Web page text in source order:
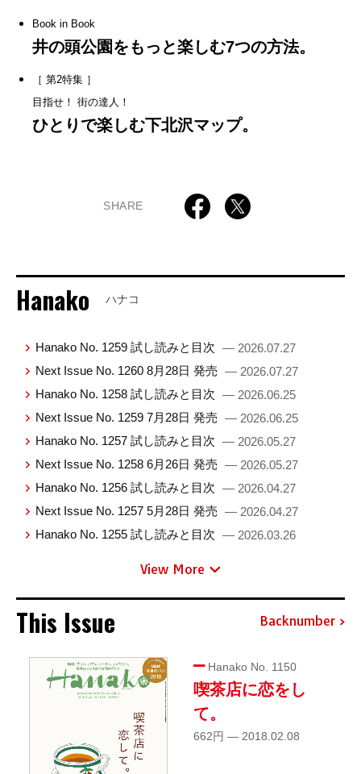
Book in Book
井の頭公園をもっと楽しむ7つの方法。
［ 第2特集 ］
目指せ！ 街の達人！
ひとりで楽しむ下北沢マップ。
SHARE
Hanako ハナコ
Hanako No. 1259 試し読みと目次 — 2026.07.27
Next Issue No. 1260 8月28日 発売 — 2026.07.27
Hanako No. 1258 試し読みと目次 — 2026.06.25
Next Issue No. 1259 7月28日 発売 — 2026.06.25
Hanako No. 1257 試し読みと目次 — 2026.05.27
Next Issue No. 1258 6月26日 発売 — 2026.05.27
Hanako No. 1256 試し読みと目次 — 2026.04.27
Next Issue No. 1257 5月28日 発売 — 2026.04.27
Hanako No. 1255 試し読みと目次 — 2026.03.26
View More
This Issue Backnumber
Hanako No. 1150
喫茶店に恋をし
て。
662円 — 2018.02.08